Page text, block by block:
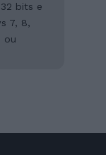
bits e
7, 8,
ou